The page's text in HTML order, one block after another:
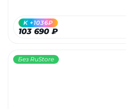
103 690 ₽
K +1036₽
Без RuStore